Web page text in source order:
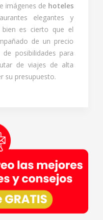
imágenes de hoteles
elegantes y
bien es cierto que el
de un precio
posibilidades para
de viajes de alta
su presupuesto.